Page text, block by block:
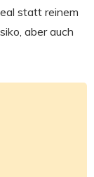
statt reinem
aber auch